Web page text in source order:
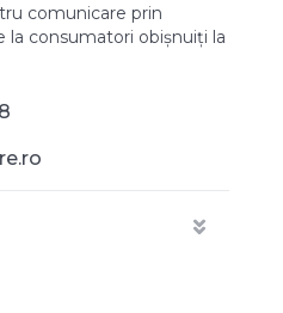
comunicare prin
la consumatori obișnuiți la